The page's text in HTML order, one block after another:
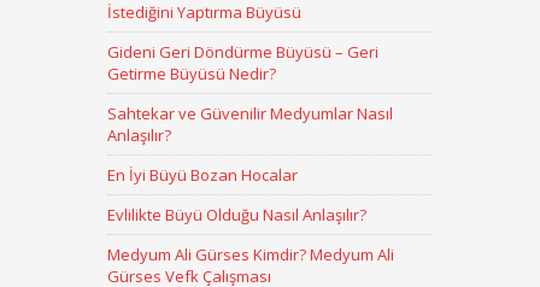
İstediğini Yaptırma Büyüsü
Gideni Geri Döndürme Büyüsü – Geri
Getirme Büyüsü Nedir?
Sahtekar ve Güvenilir Medyumlar Nasıl
Anlaşılır?
En İyi Büyü Bozan Hocalar
Evlilikte Büyü Olduğu Nasıl Anlaşılır?
Medyum Ali Gürses Kimdir? Medyum Ali
Gürses Vefk Çalışması